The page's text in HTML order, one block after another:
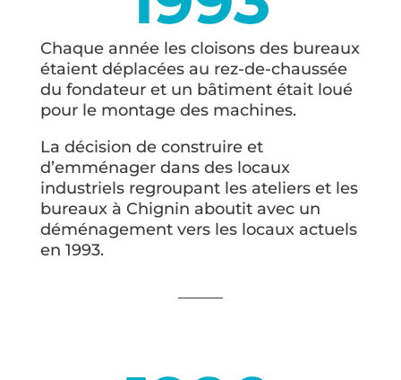
Chaque année les cloisons des bureaux
étaient déplacées au rez-de-chaussée
du fondateur et un bâtiment était loué
pour le montage des machines.
La décision de construire et
d’emménager dans des locaux
industriels regroupant les ateliers et les
bureaux à Chignin aboutit avec un
déménagement vers les locaux actuels
en 1993.